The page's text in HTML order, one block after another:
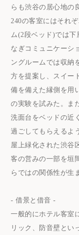
らも渋谷の居心地の
240の客室にはそれ
ム(2段ベッド)では
なぎコミュニケーシ
ングルームでは収納
方を提案し、スイー
備を備えた縁側を用
の実験を試みた。ま
洗面台をベッドの近
過ごしてもらえるよ
屋上緑化された渋谷
客の営みの一部を垣
らではの関係性が生
- 借景と借音 -
一般的にホテル客室
リック、防音壁とい